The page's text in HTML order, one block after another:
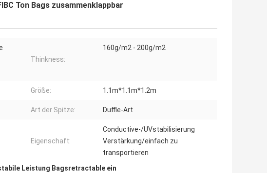
Ton Bags zusammenklappbar
Thinkness:
160g/m2 - 200g/m2
Größe: 1.1m*1.1m*1.2m
Art der Spitze: Duffle-Art
Eigenschaft:
Conductive-/UVstabilisierung
Verstärkung/einfach zu
transportieren
Leistung Bagsretractable ein